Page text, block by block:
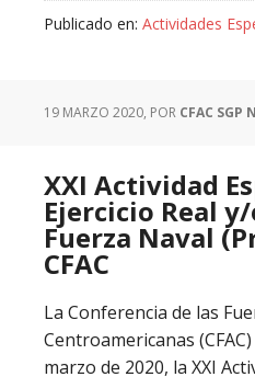
Publicado en: Actividades
19 MARZO 2020, POR CFAC SGP
XXI Actividad
Ejercicio Real
Fuerza Naval
CFAC
La Conferencia de las
Centroamericanas
marzo de 2020, la XXI